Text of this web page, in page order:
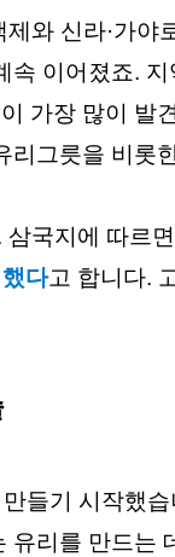
이어졌죠.
가장 많이 발
그릇을 비롯
삼국지에 따르
다고 합니다.
리를 만드는